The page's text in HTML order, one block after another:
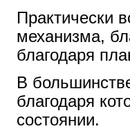
Практически
механизма,
благодаря
В
благодаря
состоянии.